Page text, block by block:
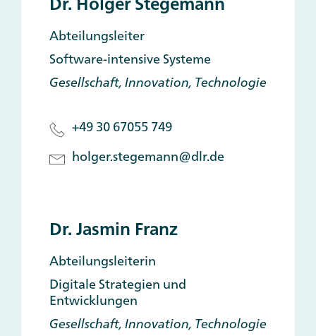
Abteilungsleiter
Software-intensive Systeme
Gesellschaft, Innovation, Technologie
+49 30 67055 749
holger.stegemann@dlr.de
Dr. Jasmin Franz
Abteilungsleiterin
Digitale Strategien und
Entwicklungen
Gesellschaft, Innovation, Technologie